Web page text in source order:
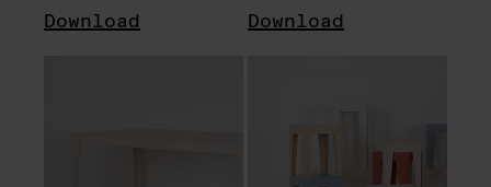
Download Download